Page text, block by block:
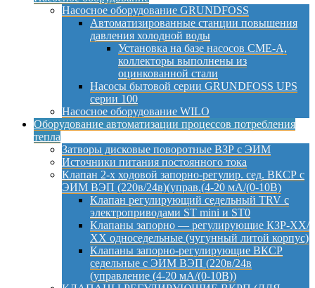
Насосное оборудование GRUNDFOSS
Автоматизированные станции повышения
давления холодной воды
Установка на базе насосов CME-A,
коллекторы выполнены из
оцинкованной стали
Насосы бытовой серии GRUNDFOSS UPS
серии 100
Насосное оборудование WILO
Оборудование автоматизации процессов потребления
тепла
Затворы дисковые поворотные ВЗР с ЭИМ
Источники питания постоянного тока
Клапан 2-х ходовой запорно-регулир. сед. ВКСР с
ЭИМ ВЭП (220в/24в)(управ.(4-20 мА/(0-10В)
Клапан регулирующий седельный TRV с
электроприводами ST mini и ST0
Клапаны запорно — регулирующие КЗР-ХХ/
ХХ односедельные (чугунный литой корпус)
Клапаны запорно-регулирующие ВКСР
седельные с ЭИМ ВЭП (220в/24в
(управление (4-20 мА/(0-10В))